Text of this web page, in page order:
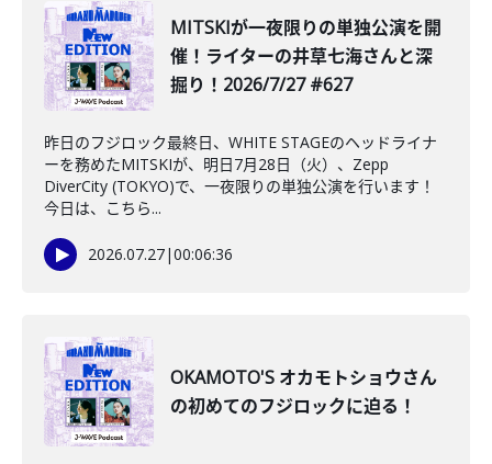
MITSKIが一夜限りの単独公演を開
催！ライターの井草七海さんと深
掘り！2026/7/27 #627
昨日のフジロック最終日、WHITE STAGEのヘッドライナ
ーを務めたMITSKIが、明日7月28日（火）、Zepp
DiverCity (TOKYO)で、一夜限りの単独公演を行います！
今日は、こちら...
2026.07.27|00:06:36
OKAMOTO'S オカモトショウさん
の初めてのフジロックに迫る！